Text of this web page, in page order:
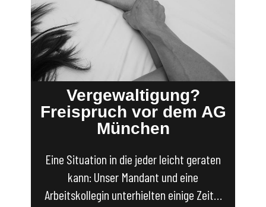
Vergewaltigung?
Freispruch vor dem AG
München
Eine Situation in die jeder leicht geraten
kann: Unser Mandant und eine
Arbeitskollegin unterhielten einige Zeit…